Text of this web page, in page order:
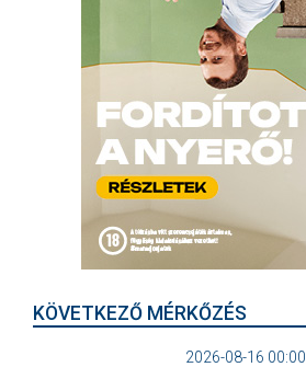
KÖVETKEZŐ MÉRKŐZÉS
2026-08-16 00:00